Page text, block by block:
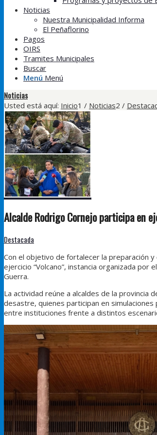
Noticias
Nuestra Municipalidad Informa
El Peñaflorino
Pagos
OIRS
Tramites Municipales
Buscar
Menú Menú
Noticias
Usted está aquí: Inicio1 / Noticias2 /
Alcalde Rodrigo Cornejo participa en
Destacada
Con el objetivo de fortalecer la preparación
ejercicio “Volcano”, instancia organizada
Guerra.
La actividad reúne a alcaldes de la
desastre, quienes participan en
entre instituciones frente a distintos